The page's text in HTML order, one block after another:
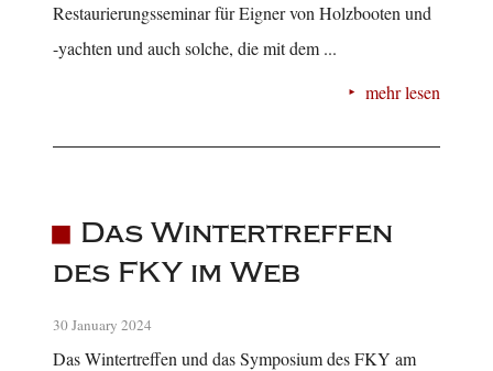
Restaurierungsseminar für Eigner von Holzbooten und
-yachten und auch solche, die mit dem ...
mehr lesen
Das Wintertreffen
des FKY im Web
30 January 2024
Das Wintertreffen und das Symposium des FKY am